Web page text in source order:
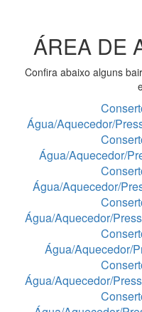
ÁREA DE
Confira abaixo alguns
Água/Aquecedor/
Água/Aquecedor/
Água/Aquecedor/
Água/Aquecedor/
Água/Aquecedor/
Água/Aquecedor/